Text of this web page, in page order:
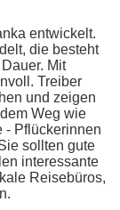
entwickelt.
die besteht
Mit
Treiber
und zeigen
Weg wie
- Pflückerinnen
sollten gute
interessante
Reisebüros,